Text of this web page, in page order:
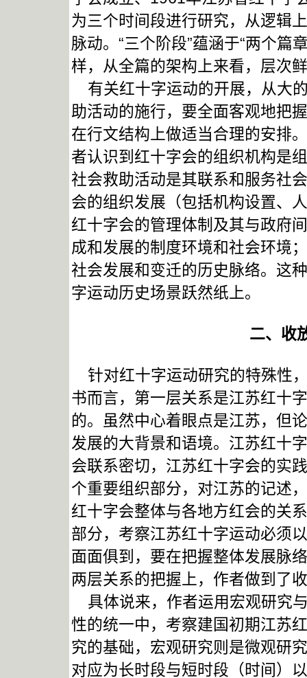
为三个时间段进行研究，从逻辑
脉动。“三个阶段”蕴涵于“两个篇
样，从全篇的架构上来看，层次
有关红十字运动的开展，从大
助活动的施行，要全面客观地把
在行文结构上做适当合理的安排
者认识到红十字会的组织机构是
社会救助活动是其联系和服务社
会的组织发展（包括机构设置、
红十字会的管理体制及其与政府
成和发展的制度环境和社会环境
社会发展和变迁的历史脉络。这
字运动历史场景跃然纸上。
二、收
针对红十字运动研究的特殊性
书而言，第一层关系是江苏红十
的。虽然中心着眼点是江苏，但
发展的大背景和语境。江苏红十
会联系密切，江苏红十字会的实
个重要组织部分，对江苏的记述
红十字会整体与各地方红会的关
部分，考察江苏红十字运动必须
面面俱到，要在把握整体发展脉
两层关系的把握上，作者做到了
具体说来，作者运用宏观研究
性的统一中，考察建国初期江苏
究的基础，宏观研究则是微观研
对应为长时段与短时段（时间）